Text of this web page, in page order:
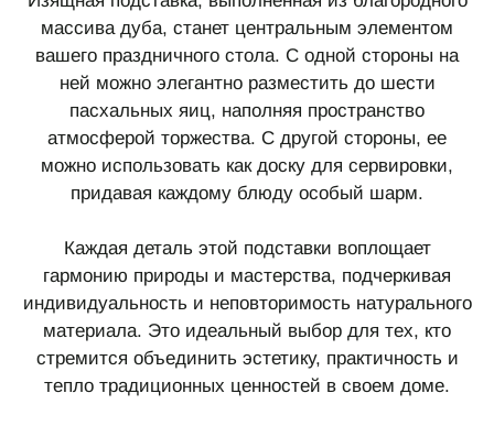
массива дуба, станет центральным элементом
вашего праздничного стола. С одной стороны на
ней можно элегантно разместить до шести
пасхальных яиц, наполняя пространство
атмосферой торжества. С другой стороны, ее
можно использовать как доску для сервировки,
придавая каждому блюду особый шарм.
Каждая деталь этой подставки воплощает
гармонию природы и мастерства, подчеркивая
индивидуальность и неповторимость натурального
материала. Это идеальный выбор для тех, кто
стремится объединить эстетику, практичность и
тепло традиционных ценностей в своем доме.
Whats App